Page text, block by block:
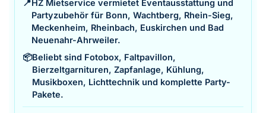
📍HZ Mietservice vermietet Eventausstattung und
Partyzubehör für Bonn, Wachtberg, Rhein-Sieg,
Meckenheim, Rheinbach, Euskirchen und Bad
Neuenahr-Ahrweiler.
📦Beliebt sind Fotobox, Faltpavillon,
Bierzeltgarnituren, Zapfanlage, Kühlung,
Musikboxen, Lichttechnik und komplette Party-
Pakete.